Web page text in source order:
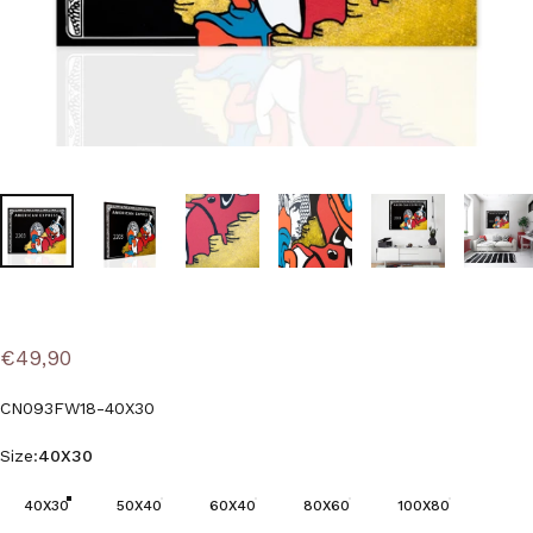
€49,90
CN093FW18-40X30
Size
Size:40X30
40X30 50X40 60X40 80X60 100X80